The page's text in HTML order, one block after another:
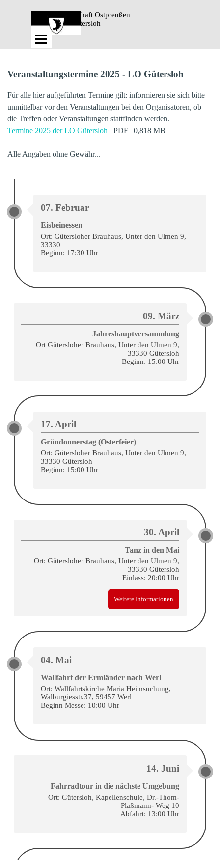
Menü überspringen
Landsmannschaft Ostpreußen
Gütersloh
Veranstaltungstermine 2025 - LO Gütersloh
Für alle hier aufgeführten Termine gilt: informieren sie sich bitte
unmittelbar vor den Veranstaltungen bei den Organisatoren, ob
die Treffen oder Veranstaltungen stattfinden werden.
Termine 2025 der LO Gütersloh
PDF | 0,818 MB
Alle Angaben ohne Gewähr...
07. Februar
Eisbeinessen
Ort: Gütersloher Brauhaus, Unter den Ulmen 9,
33330
Beginn: 17:30 Uhr
09. März
Jahreshauptversammlung
Ort Gütersloher Brauhaus, Unter den Ulmen 9,
33330 Gütersloh
Beginn: 15:00 Uhr
17. April
Gründonnerstag (Osterfeier)
Ort: Gütersloher Brauhaus, Unter den Ulmen 9,
33330 Gütersloh
Beginn: 15:00 Uhr
30. April
Tanz in den Mai
Ort: Gütersloher Brauhaus, Unter den Ulmen 9,
33330 Gütersloh
Einlass: 20:00 Uhr
Weitere Informationen
04. Mai
Wallfahrt der Ermländer nach Werl
Ort: Wallfahrtskirche Maria Heimsuchung,
Walburgiesstr.37, 59457 Werl
Beginn Messe: 10:00 Uhr
14. Juni
Fahrradtour in die nächste Umgebung
Ort: Gütersloh, Kapellenschule, Dr.-Thom-
Plaßmann- Weg 10
Abfahrt: 13:00 Uhr